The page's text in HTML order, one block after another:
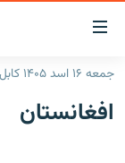
لینک‌های
قابل
دسترسی
بازگشتصفحه نخست
گزارش‌ها
جمعه ۱۶ اسد ۱۴۰۵ کابل ۰۳:۳۱
افغانستان